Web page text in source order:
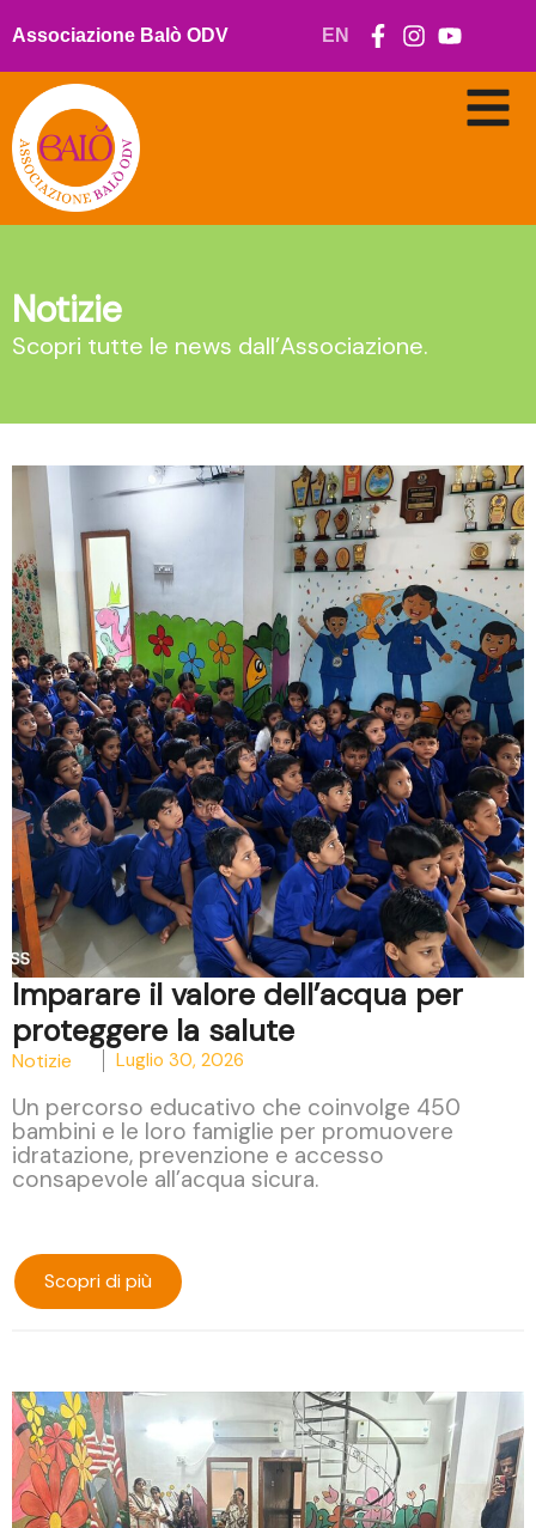
Associazione Balò ODV EN
Notizie
Scopri tutte le news dall’Associazione.
Imparare il valore dell’acqua per
proteggere la salute
Notizie Luglio 30, 2026
Un percorso educativo che coinvolge 450
bambini e le loro famiglie per promuovere
idratazione, prevenzione e accesso
consapevole all’acqua sicura.
Scopri di più